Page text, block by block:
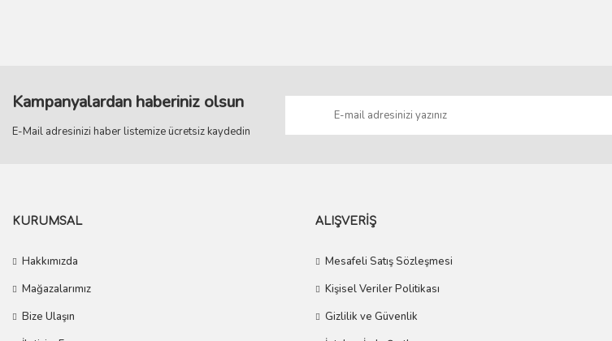
Kampanyalardan haberiniz olsun
E-Mail adresinizi haber listemize ücretsiz kaydedin
KURUMSAL
Hakkımızda
Mağazalarımız
Bize Ulaşın
ALIŞVERİŞ
Mesafeli Satış Sözleşmesi
Kişisel Veriler Politikası
Gizlilik ve Güvenlik